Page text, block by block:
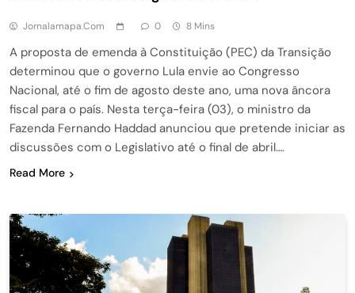
Jornalamapa.com 0 8 Mins
A proposta de emenda à Constituição (PEC) da Transição
determinou que o governo Lula envie ao Congresso
Nacional, até o fim de agosto deste ano, uma nova âncora
fiscal para o país. Nesta terça-feira (03), o ministro da
Fazenda Fernando Haddad anunciou que pretende iniciar as
discussões com o Legislativo até o final de abril….
Read More